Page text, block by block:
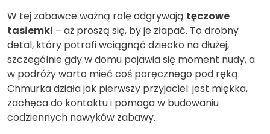
W tej zabawce ważną rolę odgrywają tęczowe
tasiemki – aż proszą się, by je złapać. To drobny
detal, który potrafi wciągnąć dziecko na dłużej,
szczególnie gdy w domu pojawia się moment nudy, a
w podróży warto mieć coś poręcznego pod ręką.
Chmurka działa jak pierwszy przyjaciel: jest miękka,
zachęca do kontaktu i pomaga w budowaniu
codziennych nawyków zabawy.